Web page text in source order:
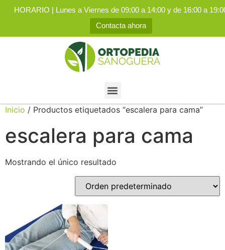
HORARIO | Lunes a Viernes de 09:00 a 14:00 y de 16:00 a
Contacta ahora
Inicio / Productos etiquetados “escalera para cama”
escalera para cama
Mostrando el único resultado